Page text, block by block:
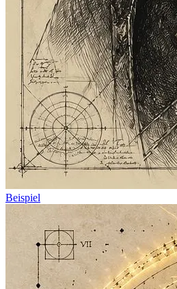
Beispiel